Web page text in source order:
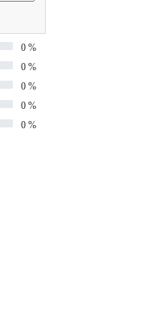
0 %
0 %
0 %
0 %
0 %